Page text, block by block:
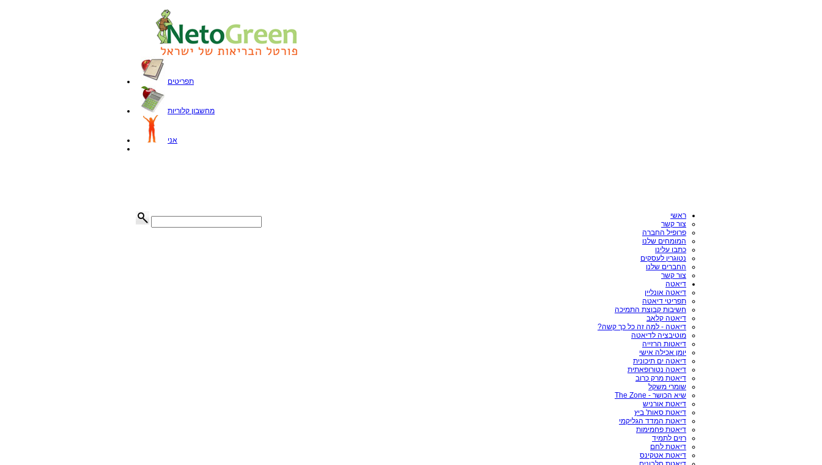
תפריטים
מחשבון קלוריות
אני
ראשי
צור קשר
פרופיל החברה
המומחים שלנו
כתבו עלינו
נטוגרין לעסקים
החברים שלנו
צור קשר
דיאטה
דיאטה אונליין
תפריטי דיאטה
חשיבות קבוצת התמיכה
דיאטה קלאב
דיאטה - למה זה כל כך קשה?
מוטיבציה לדיאטה
דיאטות הרזייה
יומן אכילה אישי
דיאטה ים תיכונית
דיאטה נטורופאתית
דיאטת מרק כרוב
שומרי משקל
שיא הכושר - The Zone
דיאטת אורניש
דיאטת סאות' ביץ
דיאטת המדד הגליקמי
דיאטת פחמימות
רזים לתמיד
דיאטת לחם
דיאטת אטקינס